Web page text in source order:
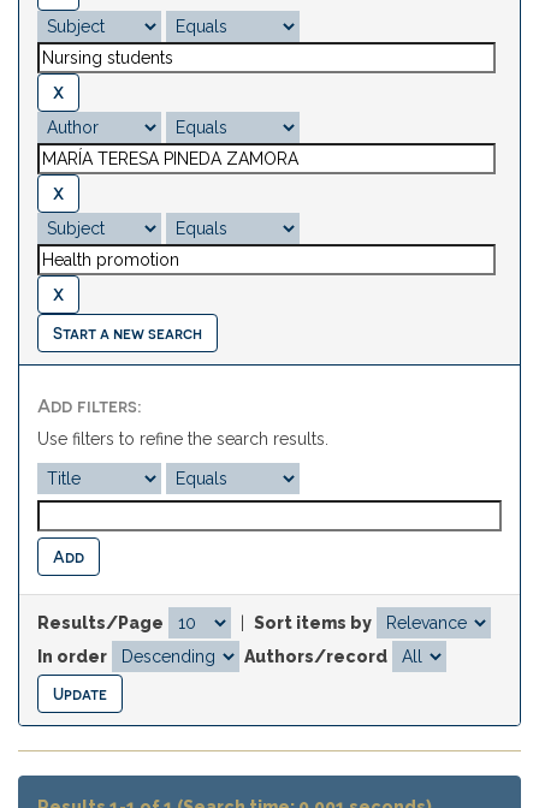
Start a new search
Add filters:
Use filters to refine the search results.
Results/Page
Sort items by
In order
Authors/record